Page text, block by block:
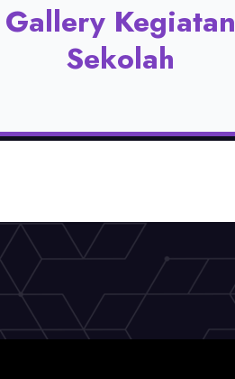
Gallery Kegiatan
Sekolah